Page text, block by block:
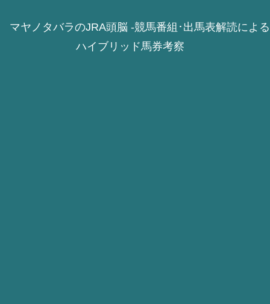
マヤノタバラのJRA頭脳 -競馬番組･出馬表解読による
ハイブリッド馬券考察